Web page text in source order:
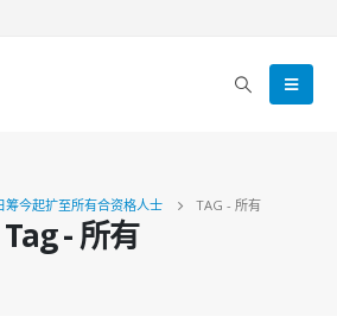
筹今起扩至所有合资格人士 TAG - 所有
Tag - 所有